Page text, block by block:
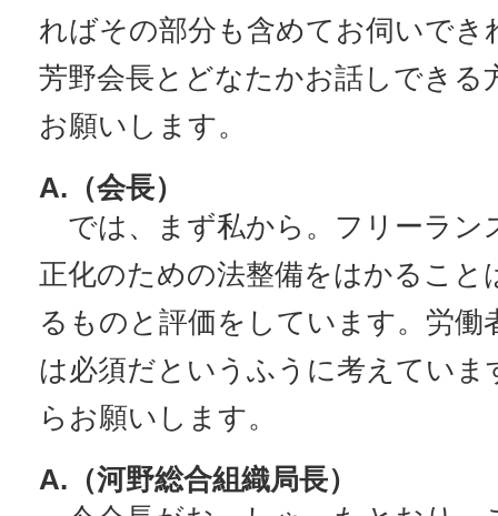
ればその部分も含めてお伺いでき
芳野会長とどなたかお話しできる
お願いします。
A.（会長）
では、まず私から。フリーラン
正化のための法整備をはかること
るものと評価をしています。労働
は必須だというふうに考えていま
らお願いします。
A.（河野総合組織局長）